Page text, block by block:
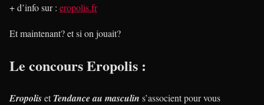
+ d’info sur : eropolis.fr
Et maintenant? et si on jouait?
Le concours Eropolis :
EropolisetTendance au masculin s’associent pour vous